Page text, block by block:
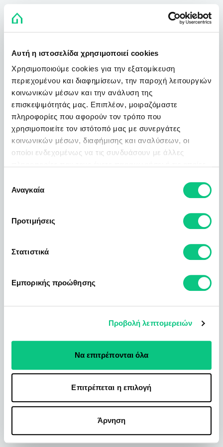
Αυτή η ιστοσελίδα χρησιμοποιεί cookies
Χρησιμοποιούμε cookies για την εξατομίκευση
περιεχομένου και διαφημίσεων, την παροχή λειτουργιών
κοινωνικών μέσων και την ανάλυση της
επισκεψιμότητάς μας. Επιπλέον, μοιραζόμαστε
πληροφορίες που αφορούν τον τρόπο που
χρησιμοποιείτε τον ιστότοπό μας με συνεργάτες
κοινωνικών μέσων, διαφήμισης και αναλύσεων, οι
οποίοι ενδεχομένως να τις συνδυάσουν με άλλες
των υπηρεσιών τους.
συγκατάθεσης
Αναγκαία
Προτιμήσεις
Στατιστικά
Εμπορικής προώθησης
Προβολή λεπτομερειών
Να επιτρέπονται όλα
Επιτρέπεται η επιλογή
Άρνηση